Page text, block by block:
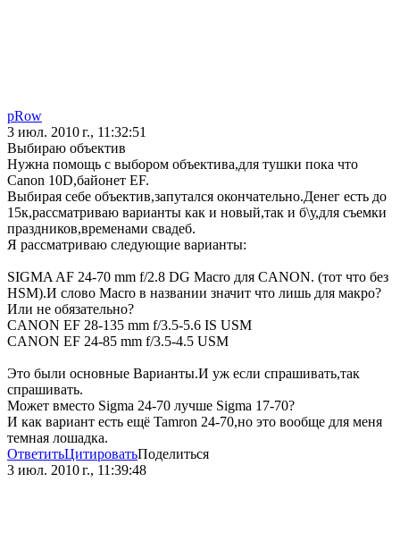
pRow
3 июл. 2010 г., 11:32:51
Выбираю объектив
Нужна помощь с выбором объектива,для тушки пока что
Canon 10D,байонет EF.
Выбирая себе объектив,запутался окончательно.Денег есть до
15к,рассматриваю варианты как и новый,так и б\у,для съемки
праздников,временами свадеб.
Я рассматриваю следующие варианты:
SIGMA AF 24-70 mm f/2.8 DG Macro для CANON. (тот что без
HSM).И слово Macro в названии значит что лишь для макро?
Или не обязательно?
CANON EF 28-135 mm f/3.5-5.6 IS USM
CANON EF 24-85 mm f/3.5-4.5 USM
Это были основные Варианты.И уж если спрашивать,так
спрашивать.
Может вместо Sigma 24-70 лучше Sigma 17-70?
И как вариант есть ещё Tamron 24-70,но это вообще для меня
темная лошадка.
ОтветитьЦитироватьПоделиться
3 июл. 2010 г., 11:39:48